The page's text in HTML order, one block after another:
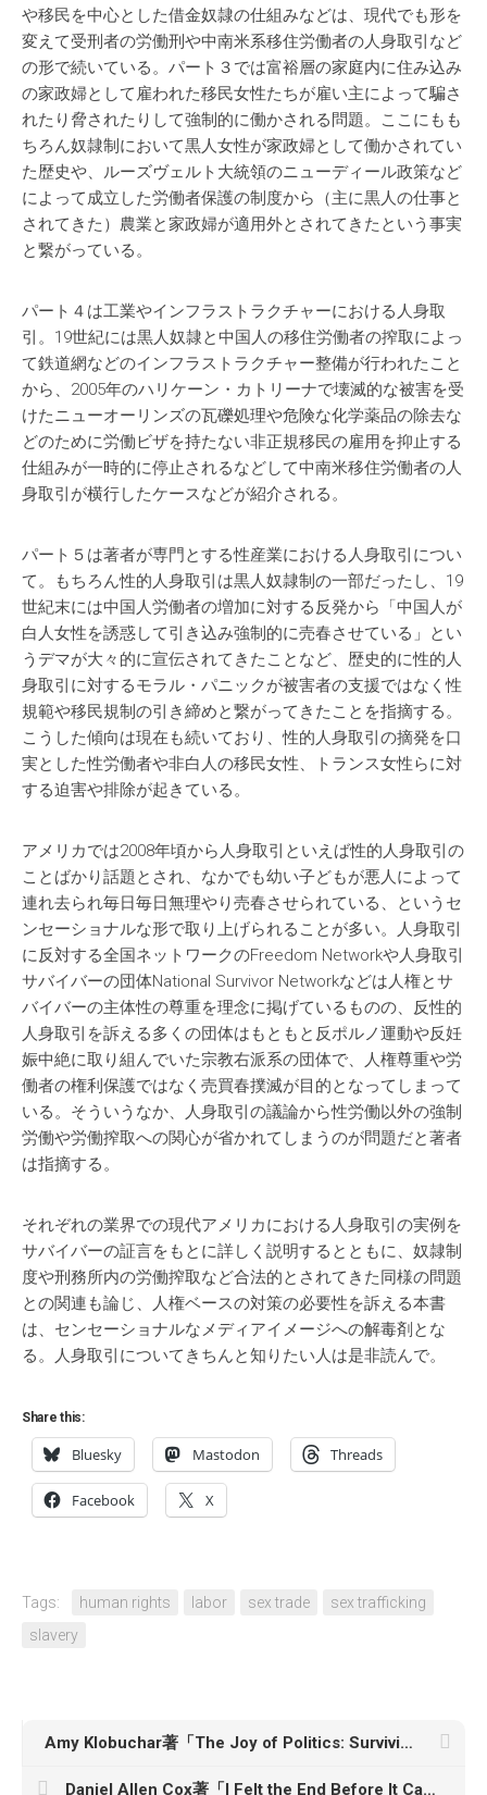
や移民を中心とした借金奴隷の仕組みなどは、現代でも形を
変えて受刑者の労働刑や中南米系移住労働者の人身取引など
の形で続いている。パート３では富裕層の家庭内に住み込み
の家政婦として雇われた移民女性たちが雇い主によって騙さ
れたり脅されたりして強制的に働かされる問題。ここにもも
ちろん奴隷制において黒人女性が家政婦として働かされてい
た歴史や、ルーズヴェルト大統領のニューディール政策など
によって成立した労働者保護の制度から（主に黒人の仕事と
されてきた）農業と家政婦が適用外とされてきたという事実
と繋がっている。
パート４は工業やインフラストラクチャーにおける人身取
引。19世紀には黒人奴隷と中国人の移住労働者の搾取によっ
て鉄道網などのインフラストラクチャー整備が行われたこと
から、2005年のハリケーン・カトリーナで壊滅的な被害を受
けたニューオーリンズの瓦礫処理や危険な化学薬品の除去な
どのために労働ビザを持たない非正規移民の雇用を抑止する
仕組みが一時的に停止されるなどして中南米移住労働者の人
身取引が横行したケースなどが紹介される。
パート５は著者が専門とする性産業における人身取引につい
て。もちろん性的人身取引は黒人奴隷制の一部だったし、19
世紀末には中国人労働者の増加に対する反発から「中国人が
白人女性を誘惑して引き込み強制的に売春させている」とい
うデマが大々的に宣伝されてきたことなど、歴史的に性的人
身取引に対するモラル・パニックが被害者の支援ではなく性
規範や移民規制の引き締めと繋がってきたことを指摘する。
こうした傾向は現在も続いており、性的人身取引の摘発を口
実とした性労働者や非白人の移民女性、トランス女性らに対
する迫害や排除が起きている。
アメリカでは2008年頃から人身取引といえば性的人身取引の
ことばかり話題とされ、なかでも幼い子どもが悪人によって
連れ去られ毎日毎日無理やり売春させられている、というセ
ンセーショナルな形で取り上げられることが多い。人身取引
に反対する全国ネットワークのFreedom Networkや人身取引
サバイバーの団体National Survivor Networkなどは人権とサ
バイバーの主体性の尊重を理念に掲げているものの、反性的
人身取引を訴える多くの団体はもともと反ポルノ運動や反妊
娠中絶に取り組んでいた宗教右派系の団体で、人権尊重や労
働者の権利保護ではなく売買春撲滅が目的となってしまって
いる。そういうなか、人身取引の議論から性労働以外の強制
労働や労働搾取への関心が省かれてしまうのが問題だと著者
は指摘する。
それぞれの業界での現代アメリカにおける人身取引の実例を
サバイバーの証言をもとに詳しく説明するとともに、奴隷制
度や刑務所内の労働搾取など合法的とされてきた同様の問題
との関連も論じ、人権ベースの対策の必要性を訴える本書
は、センセーショナルなメディアイメージへの解毒剤とな
る。人身取引についてきちんと知りたい人は是非読んで。
Share this:
Bluesky Mastodon Threads
Facebook X
Tags: human rights labor sex trade
sex trafficking
slavery
Amy Klobuchar著「The Joy of Politics: Surviving Cancer, a Campaign, a Pandemic, an Insurrection, and Life’s Other Unexpected Curveballs」
Daniel Allen Cox著「I Felt the End Before It Came: Memoirs of a Queer Ex-Jehovah’s Witness」